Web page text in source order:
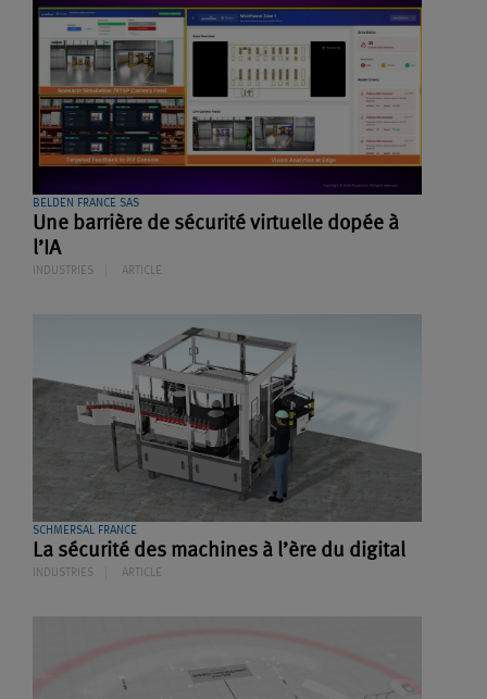
BELDEN FRANCE SAS
Une barrière de sécurité virtuelle dopée à
l’IA
INDUSTRIES ARTICLE
SCHMERSAL FRANCE
La sécurité des machines à l’ère du digital
INDUSTRIES ARTICLE